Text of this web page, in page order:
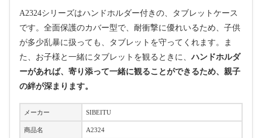
A2324シリーズはハンドホルダー付きの、タブレットケース
です。全面保護のカバー型で、耐衝撃に優れいるため、子供
が多少乱暴に扱っても、タブレットを守ってくれます。ま
た、お子様と一緒にタブレットを観るときに、ハンドホルダ
ーがあれば、寄り添って一緒に観ることができるため、親子
の絆が深まります。
メーカー SIBEITU
商品名 A2324